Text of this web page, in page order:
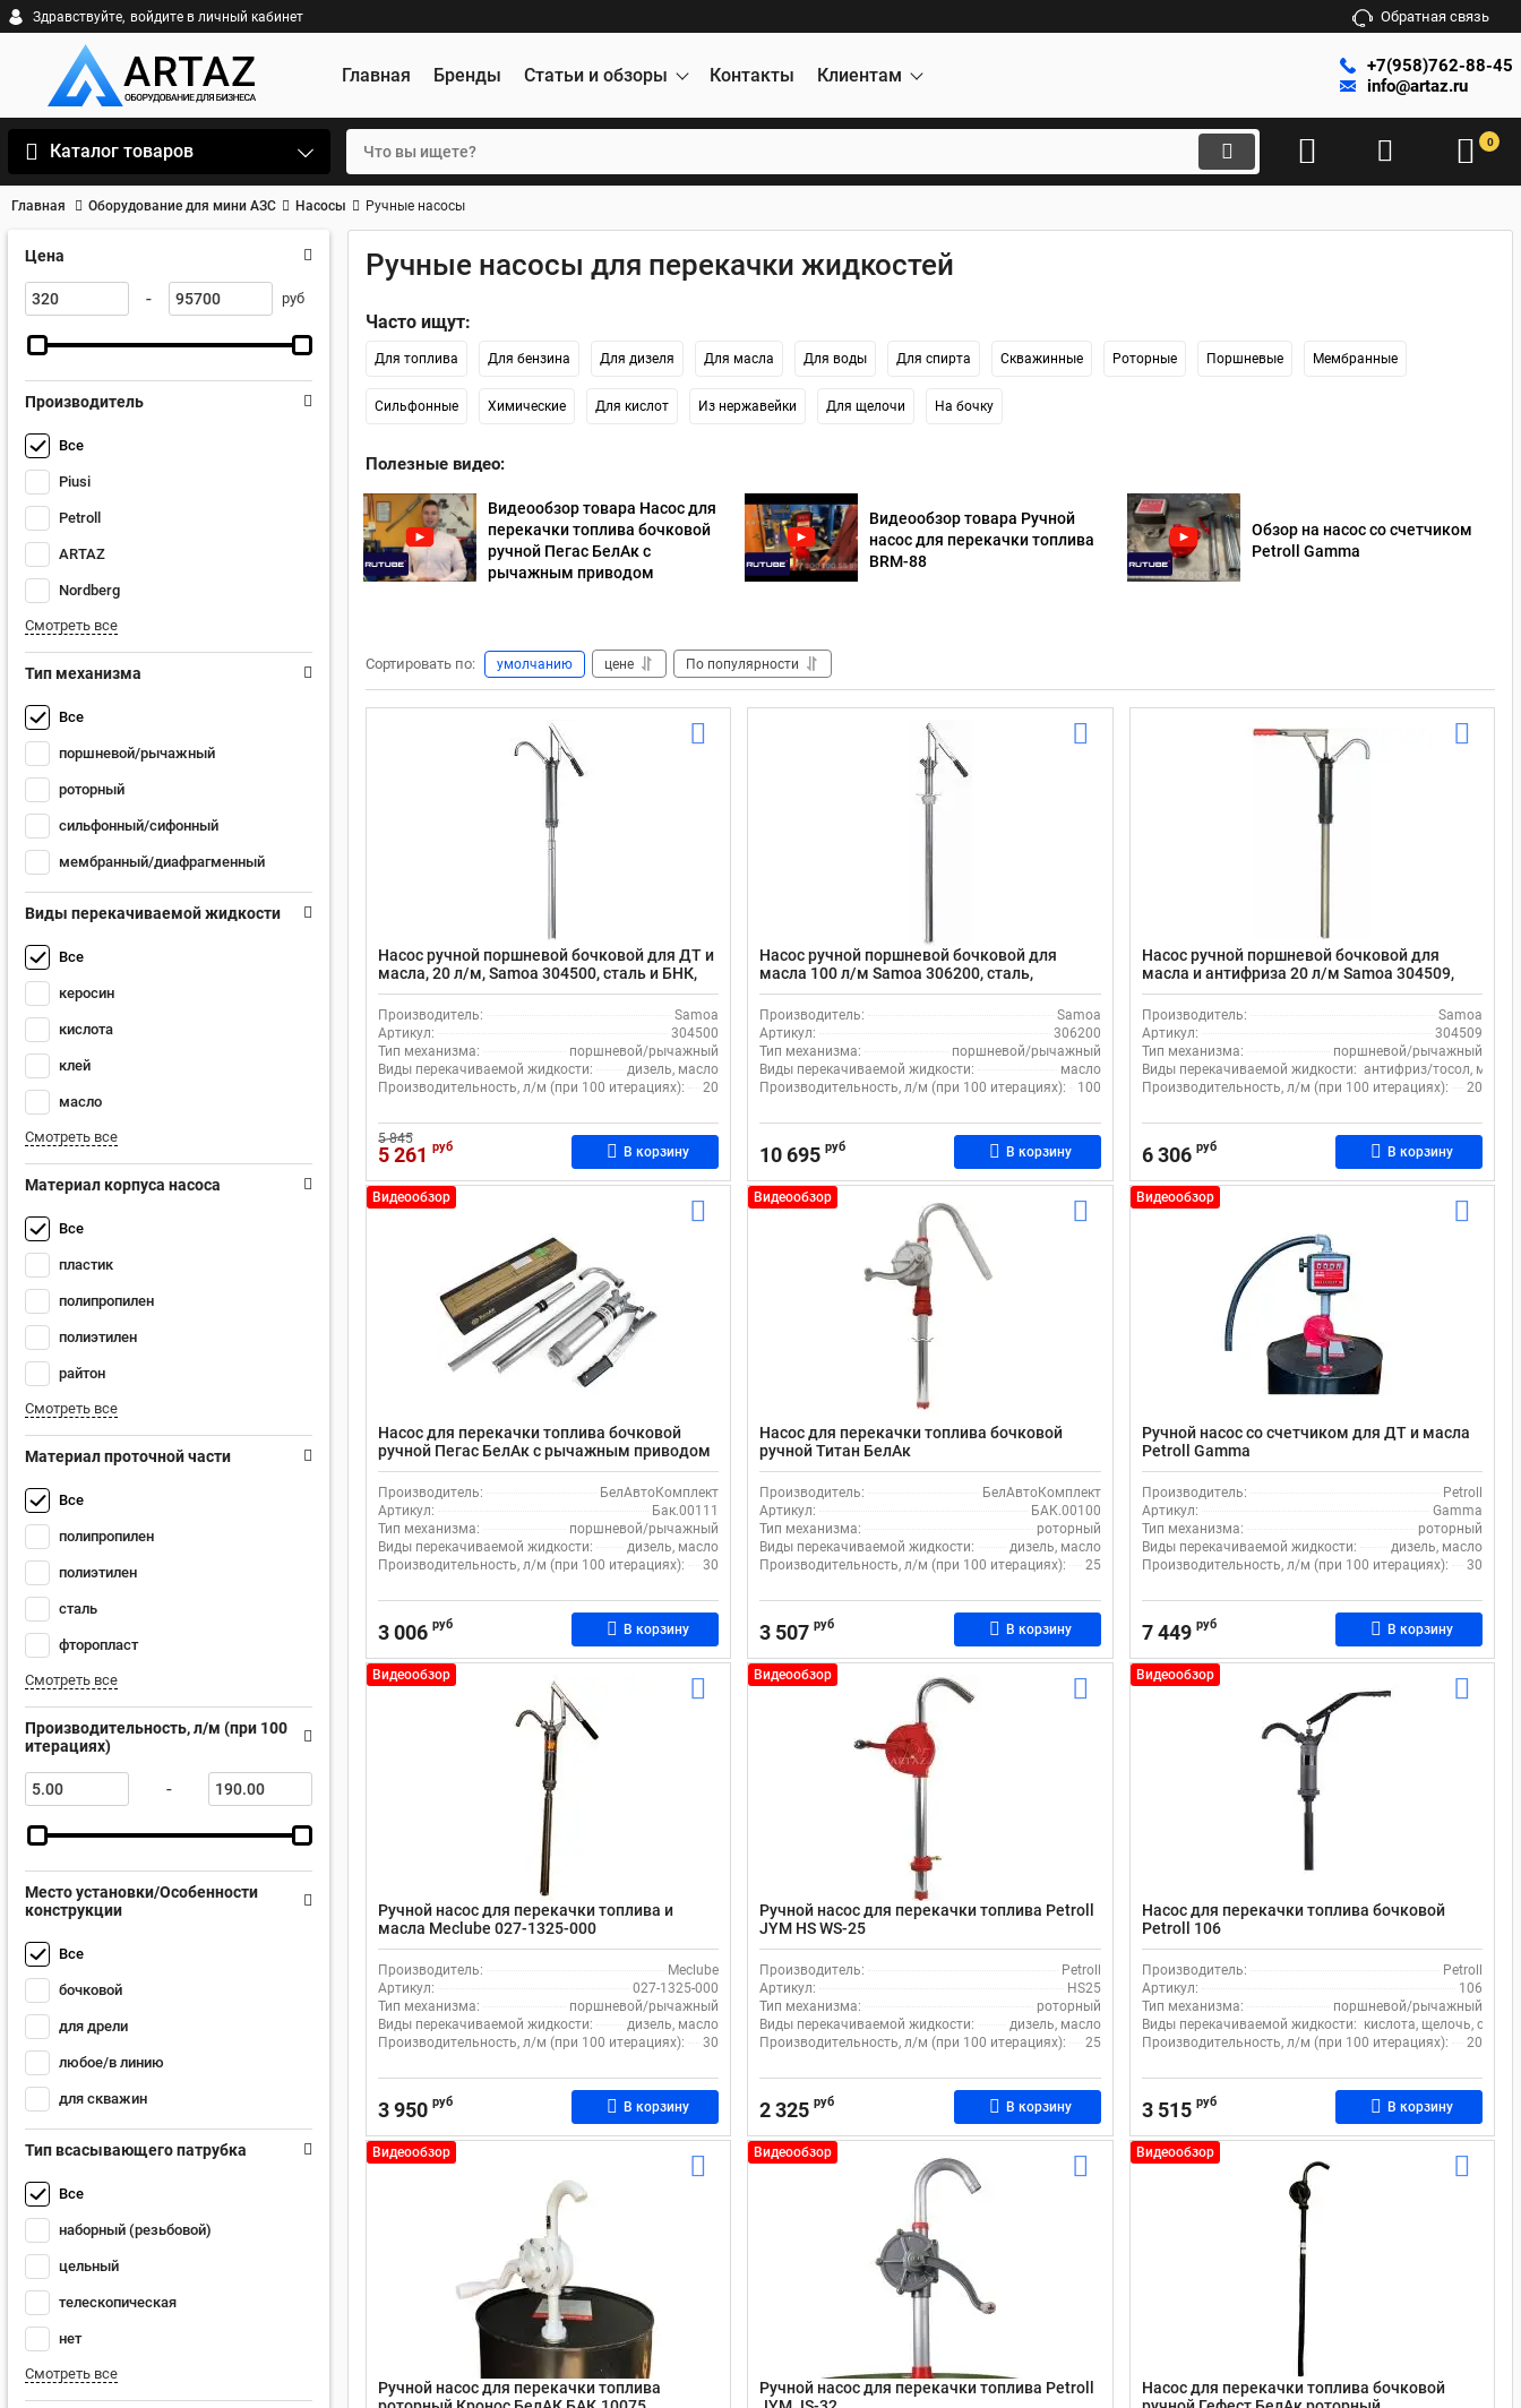
Здравствуйте, войдите в личный кабинет Обратная связь
Главная Бренды Статьи и обзоры Контакты Клиентам
+7(958)762-88-45
info@artaz.ru
Каталог товаров 0
Главная Оборудование для мини АЗС Насосы Ручные насосы
Цена
- руб
Производитель
Все
Piusi
Petroll
ARTAZ
Nordberg
Смотреть все
Тип механизма
Все
поршневой/рычажный
роторный
сильфонный/сифонный
мембранный/диафрагменный
Виды перекачиваемой жидкости
Все
керосин
кислота
клей
масло
Смотреть все
Материал корпуса насоса
Все
пластик
полипропилен
полиэтилен
райтон
Смотреть все
Материал проточной части
Все
полипропилен
полиэтилен
сталь
фторопласт
Смотреть все
Производительность, л/м (при 100
итерациях)
-
Место установки/Особенности
конструкции
Все
бочковой
для дрели
любое/в линию
для скважин
Тип всасывающего патрубка
Все
наборный (резьбовой)
цельный
телескопическая
нет
Смотреть все
Ручные насосы для перекачки жидкостей
Часто ищут:
Для топлива Для бензина Для дизеля Для масла Для воды Для спирта Скважинные Роторные Поршневые Мембранные
Сильфонные Химические Для кислот Из нержавейки Для щелочи На бочку
Полезные видео:
Видеообзор товара Насос для
перекачки топлива бочковой
ручной Пегас БелАк с
рычажным приводом
Видеообзор товара Ручной
насос для перекачки топлива
BRM-88
Обзор на насос со счетчиком
Petroll Gamma
Сортировать по: умолчанию цене По популярности
Насос ручной поршневой бочковой для ДТ и
масла, 20 л/м, Samoa 304500, сталь и БНК,
цикл 450 мл
Производитель:
Samoa
Артикул:
304500
Тип механизма:
поршневой/рычажный
Виды перекачиваемой жидкости:
дизель, масло
Производительность, л/м (при 100 итерациях):
20
5 845
5 261 руб В корзину
Насос ручной поршневой бочковой для
масла 100 л/м Samoa 306200, сталь,
патрубок 620 мм, для бочек 20 и 60 л
Производитель:
Samoa
Артикул:
306200
Тип механизма:
поршневой/рычажный
Виды перекачиваемой жидкости:
масло
Производительность, л/м (при 100 итерациях):
100
10 695 руб В корзину
Насос ручной поршневой бочковой для
масла и антифриза 20 л/м Samoa 304509,
телескопическая трубка, цикл 450 мл
Производитель:
Samoa
Артикул:
304509
Тип механизма:
поршневой/рычажный
Виды перекачиваемой жидкости: антифриз/тосол, масло
Производительность, л/м (при 100 итерациях):
20
6 306 руб В корзину
Видеообзор
Насос для перекачки топлива бочковой
ручной Пегас БелАк с рычажным приводом
Производитель:
БелАвтоКомплект
Артикул:
Бак.00111
Тип механизма:
поршневой/рычажный
Виды перекачиваемой жидкости:
дизель, масло
Производительность, л/м (при 100 итерациях):
30
3 006 руб В корзину
Видеообзор
Насос для перекачки топлива бочковой
ручной Титан БелАк
Производитель:
БелАвтоКомплект
Артикул:
БАК.00100
Тип механизма:
роторный
Виды перекачиваемой жидкости:
дизель, масло
Производительность, л/м (при 100 итерациях):
25
3 507 руб В корзину
Видеообзор
Ручной насос со счетчиком для ДТ и масла
Petroll Gamma
Производитель:
Petroll
Артикул:
Gamma
Тип механизма:
роторный
Виды перекачиваемой жидкости:
дизель, масло
Производительность, л/м (при 100 итерациях):
30
7 449 руб В корзину
Видеообзор
Ручной насос для перекачки топлива и
масла Meclube 027-1325-000
Производитель:
Meclube
Артикул:
027-1325-000
Тип механизма:
поршневой/рычажный
Виды перекачиваемой жидкости:
дизель, масло
Производительность, л/м (при 100 итерациях):
30
3 950 руб В корзину
Видеообзор
Ручной насос для перекачки топлива Petroll
JYM НS WS-25
Производитель:
Petroll
Артикул:
НS25
Тип механизма:
роторный
Виды перекачиваемой жидкости:
дизель, масло
Производительность, л/м (при 100 итерациях):
25
2 325 руб В корзину
Видеообзор
Насос для перекачки топлива бочковой
Petroll 106
Производитель:
Petroll
Артикул:
106
Тип механизма:
поршневой/рычажный
Виды перекачиваемой жидкости: кислота, щелочь, спирт
Производительность, л/м (при 100 итерациях):
20
3 515 руб В корзину
Видеообзор
Ручной насос для перекачки топлива
Видеообзор
Ручной насос для перекачки топлива Petroll
Видеообзор
Насос для перекачки топлива бочковой